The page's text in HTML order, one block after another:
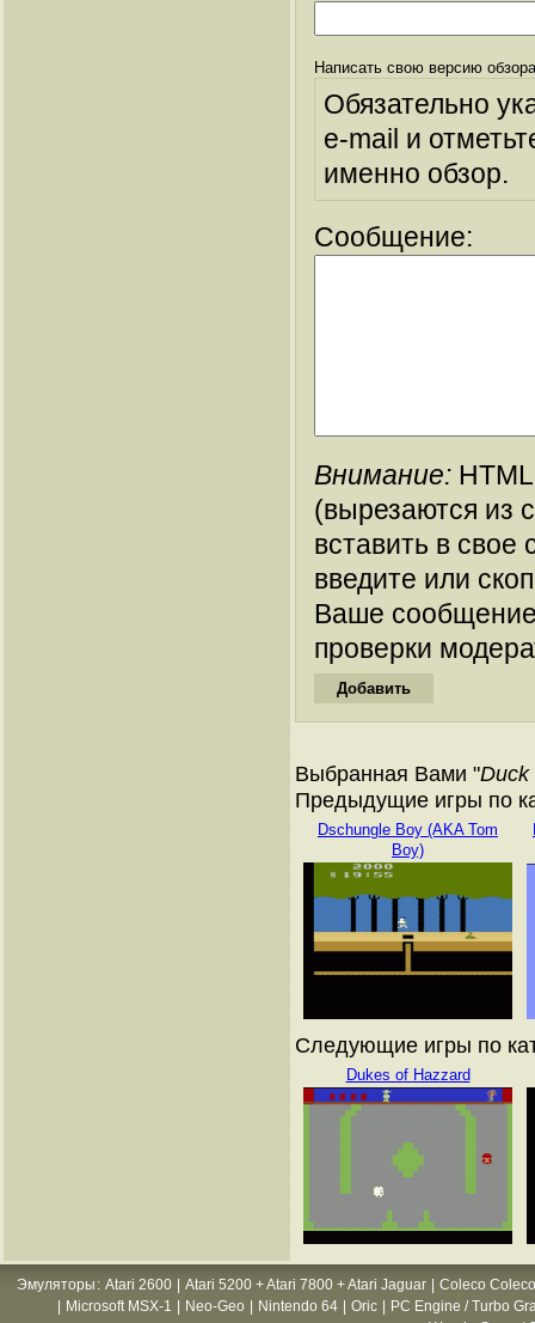
Написать свою версию
Обязательно
e-mail и
именно обзор.
Сообщение:
Внимание:
(вырезаются из
вставить в
введите или
Ваше
проверки
Выбранная Вами "Duck
Предыдущие игры по
Dschungle Boy (AKA Tom
Boy)
Следующие игры по
Dukes of Hazzard
Эмуляторы : Atari 2600 Atari 5200 + Atari 7800 + Atari Jaguar
Coleco
Microsoft MSX-1 Neo-Geo Nintendo 64 Oric
PC Engine / Turbo